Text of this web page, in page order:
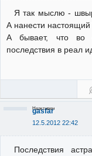
Я так мыслю -
А нанести настоящий
А бывает, что во
последствия в реал
gasfar
12.5.2012 22:42
Неактивен
Последствия